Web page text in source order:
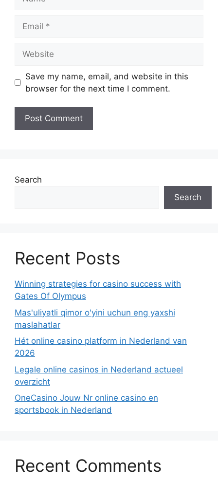
Save my name, email, and website in this
browser for the next time I comment.
Search
Search
Recent Posts
Winning strategies for casino success with
Gates Of Olympus
Mas'uliyatli qimor o'yini uchun eng yaxshi
maslahatlar
Hét online casino platform in Nederland van
2026
Legale online casinos in Nederland actueel
overzicht
OneCasino Jouw Nr online casino en
sportsbook in Nederland
Recent Comments